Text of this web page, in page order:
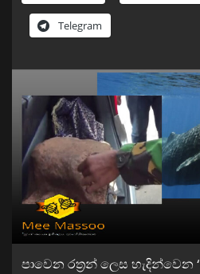
Telegram
පාවෙන රත්‍රන් ලෙස හැදින්වෙන ‘